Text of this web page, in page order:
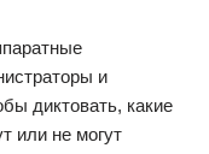
и
диктовать, какие
или не могут